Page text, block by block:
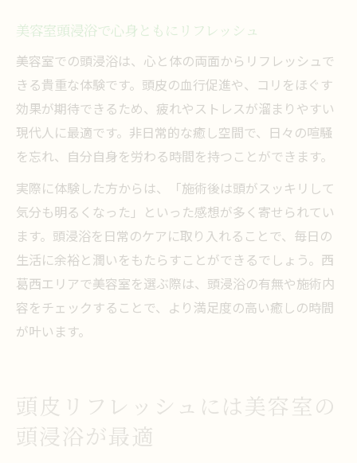
美容室頭浸浴で心身ともにリフレッシュ
美容室での頭浸浴は、心と体の両面からリフレッシュで
きる貴重な体験です。頭皮の血行促進や、コリをほぐす
効果が期待できるため、疲れやストレスが溜まりやすい
現代人に最適です。非日常的な癒し空間で、日々の喧騒
を忘れ、自分自身を労わる時間を持つことができます。
実際に体験した方からは、「施術後は頭がスッキリして
気分も明るくなった」といった感想が多く寄せられてい
ます。頭浸浴を日常のケアに取り入れることで、毎日の
生活に余裕と潤いをもたらすことができるでしょう。西
葛西エリアで美容室を選ぶ際は、頭浸浴の有無や施術内
容をチェックすることで、より満足度の高い癒しの時間
が叶います。
頭皮リフレッシュには美容室の
頭浸浴が最適